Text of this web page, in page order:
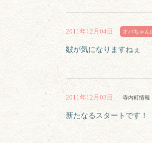
2011年12月04日 オバちゃん
皺が気になりますねぇ
2011年12月03日 寺内町情報
新たなるスタートです！